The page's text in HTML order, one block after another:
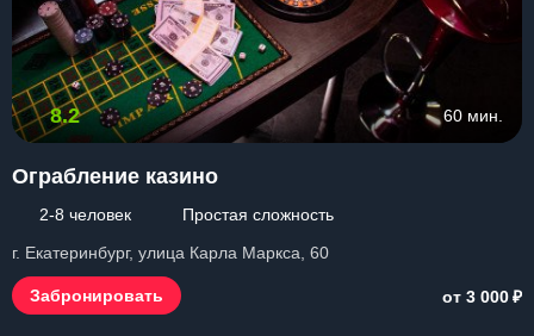
8.2 60 мин.
Ограбление казино
2-8 человек
Простая сложность
г. Екатеринбург, улица Карла Маркса, 60
Забронировать от 3 000₽